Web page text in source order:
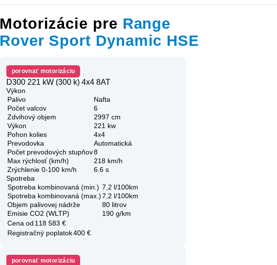
Motorizácie pre Range
Rover Sport Dynamic HSE
porovnať motorizáciu
D300 221 kW (300 k) 4x4 8AT
Výkon
Palivo
Nafta
Počet valcov
6
Zdvihový objem
2997 cm
Výkon
221 kw
Pohon kolies
4x4
Prevodovka
Automatická
Počet prevodových stupňov8
Max rýchlosť (km/h)
218 km/h
Zrýchlenie 0-100 km/h
6.6 s
Spotreba
Spotreba kombinovaná (min.) 7,2 l/100km
Spotreba kombinovaná (max.)7,2 l/100km
Objem palivovej nádrže
80 litrov
Emisie CO2 (WLTP)
190 g/km
Cena od 118 583 €
Registračný poplatok400 €
porovnať motorizáciu